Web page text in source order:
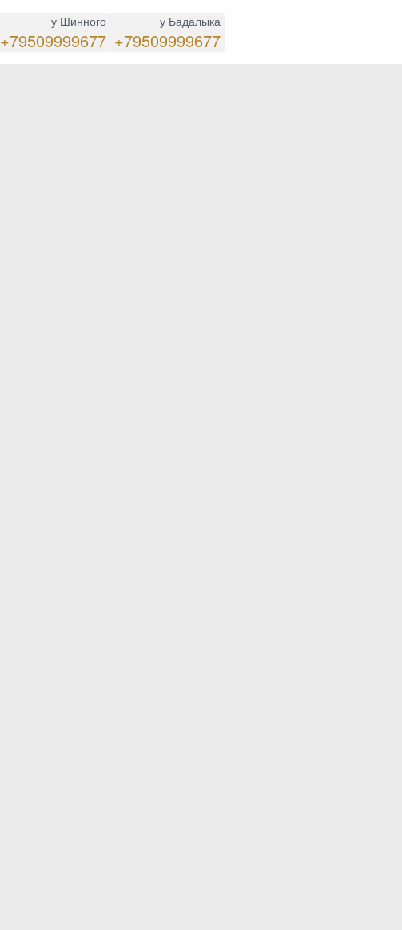
у Шинного
+79509999677
у Бадалыка
+79509999677